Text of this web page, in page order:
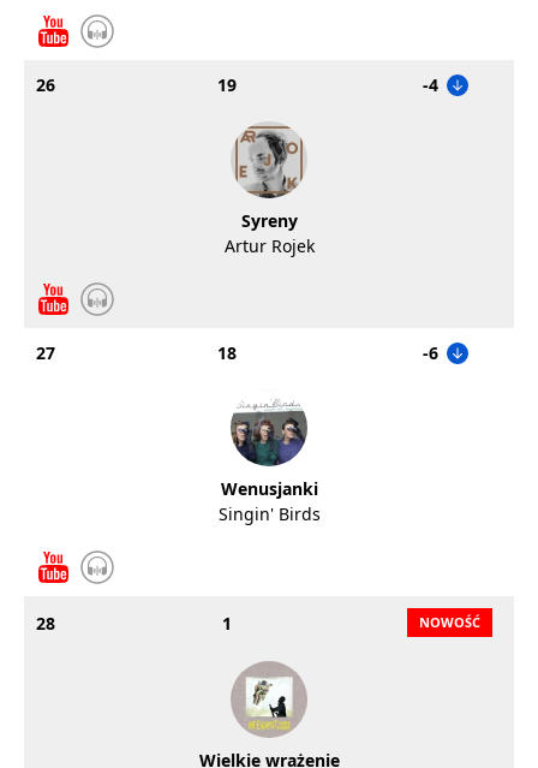
26 19 -4
Syreny
Artur Rojek
27 18 -6
Wenusjanki
Singin' Birds
28 1
Wielkie wrażenie